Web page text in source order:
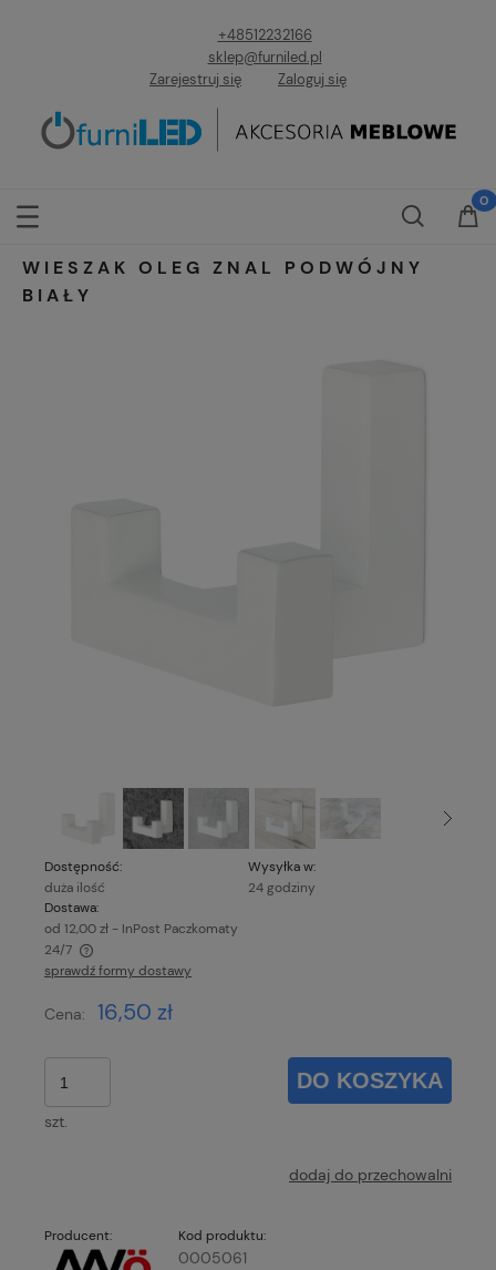
+48512232166
sklep@furniled.pl
Zarejestruj się
Zaloguj się
WIESZAK OLEG ZNAL PODWÓJNY
BIAŁY
Dostępność:
duża ilość
Wysyłka w:
24 godziny
Dostawa:
od 12,00 zł - InPost Paczkomaty
24/7
Cena nie zawiera ewentualnych kosztów płatności
sprawdź formy dostawy
Cena: 16,50 zł
szt.
DO KOSZYKA
dodaj do przechowalni
Producent: Kod produktu:
0005061